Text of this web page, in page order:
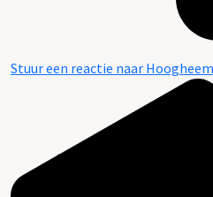
Stuur een reactie naar